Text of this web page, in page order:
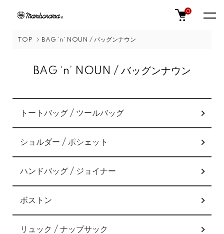
0
TOP BAG ‘n’ NOUN / バッグンナウン
BAG ‘n’ NOUN / バッグンナウン
カテゴリー一覧
トートバッグ / ツールバッグ
ショルダー / ポシェット
ハンドバッグ / ジョイナー
ボストン
リュック / ナップサック